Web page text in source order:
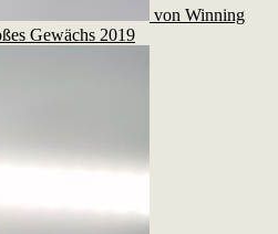
von Winning
Gewächs 2019